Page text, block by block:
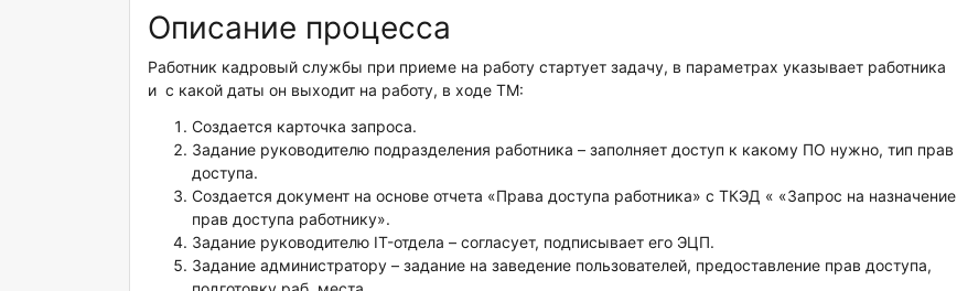
Описание процесса
Работник кадровый службы при приеме на работу стартует задачу, в параметрах указывает работника
и с какой даты он выходит на работу, в ходе ТМ:
Создается карточка запроса.
Задание руководителю подразделения работника – заполняет доступ к какому ПО нужно, тип прав
доступа.
Создается документ на основе отчета «Права доступа работника» с ТКЭД « «Запрос на назначение
прав доступа работнику».
Задание руководителю IT-отдела – согласует, подписывает его ЭЦП.
Задание администратору – задание на заведение пользователей, предоставление прав доступа,